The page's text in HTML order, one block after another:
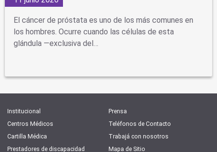
El cáncer de próstata es uno de los más comunes en
los hombres. Ocurre cuando las células de esta
glándula —exclusiva del…
Institucional
Centros Médicos
Cartilla Médica
Prestadores de discapacidad
Prensa
Teléfonos de Contacto
Trabajá con nosotros
Mapa de Sitio